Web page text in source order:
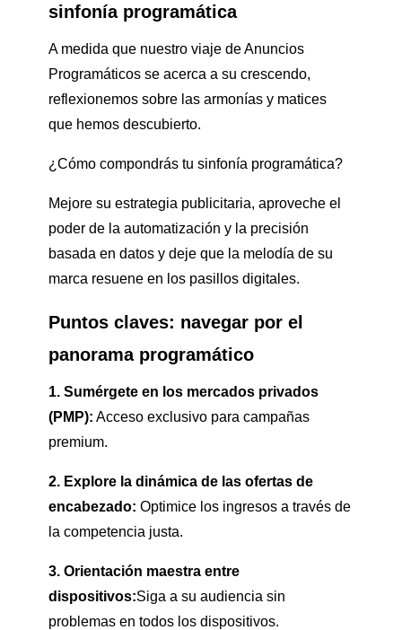
sinfonía programática
A medida que nuestro viaje de Anuncios
Programáticos se acerca a su crescendo,
reflexionemos sobre las armonías y matices
que hemos descubierto.
¿Cómo compondrás tu sinfonía programática?
Mejore su estrategia publicitaria, aproveche el
poder de la automatización y la precisión
basada en datos y deje que la melodía de su
marca resuene en los pasillos digitales.
Puntos claves: navegar por el
panorama programático
1. Sumérgete en los mercados privados
(PMP): Acceso exclusivo para campañas
premium.
2. Explore la dinámica de las ofertas de
encabezado: Optimice los ingresos a través de
la competencia justa.
3. Orientación maestra entre
dispositivos:Siga a su audiencia sin
problemas en todos los dispositivos.